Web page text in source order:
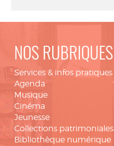
NOS RUBRIQUES
Services & infos pratiques
Agenda
Musique
Cinéma
Jeunesse
Collections patrimoniales
Bibliothèque numérique